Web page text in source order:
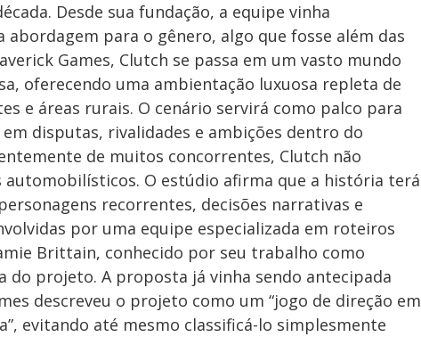
Desde sua fundação, a equipe vinha
para o gênero, algo que fosse além das
Games, Clutch se passa em um vasto mundo
oferecendo uma ambientação luxuosa repleta de
e áreas rurais. O cenário servirá como palco para
disputas, rivalidades e ambições dentro do
de muitos concorrentes, Clutch não
automobilísticos. O estúdio afirma que a história terá
recorrentes, decisões narrativas e
por uma equipe especializada em roteiros
Brittain, conhecido por seu trabalho como
projeto. A proposta já vinha sendo antecipada
descreveu o projeto como um “jogo de direção em
evitando até mesmo classificá-lo simplesmente